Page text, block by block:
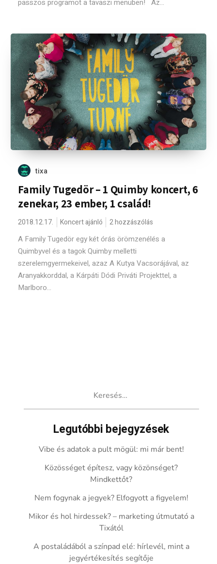
passzos programot a tavaszi menüben! Az...
tixa
Family Tugedör – 1 Quimby koncert, 6
zenekar, 23 ember, 1 család!
2018.12.17. Koncert ajánló 2 hozzászólás
A Family Tugedör egy két órás örömzenélés a
Quimbyvel és a tagok Quimby melletti
szerelemgyermekeivel, azaz A Kutya Vacsorájával, az
Aranyakkorddal, a Kárpáti Dódi Priváti Projekttel, a
Marlboro...
Legutóbbi bejegyzések
Vibe és adatok a pult mögül: mi már bent!
Közösséget építesz, vagy közönséget?
Mindkettőt?
Nem fogynak a jegyek? Elfogyott a figyelem!
Mikor és hol hirdessek? – marketing útmutató a
Tixától
A postaládából a színpad elé: hírlevél, mint a
jegyértékesítés segítője